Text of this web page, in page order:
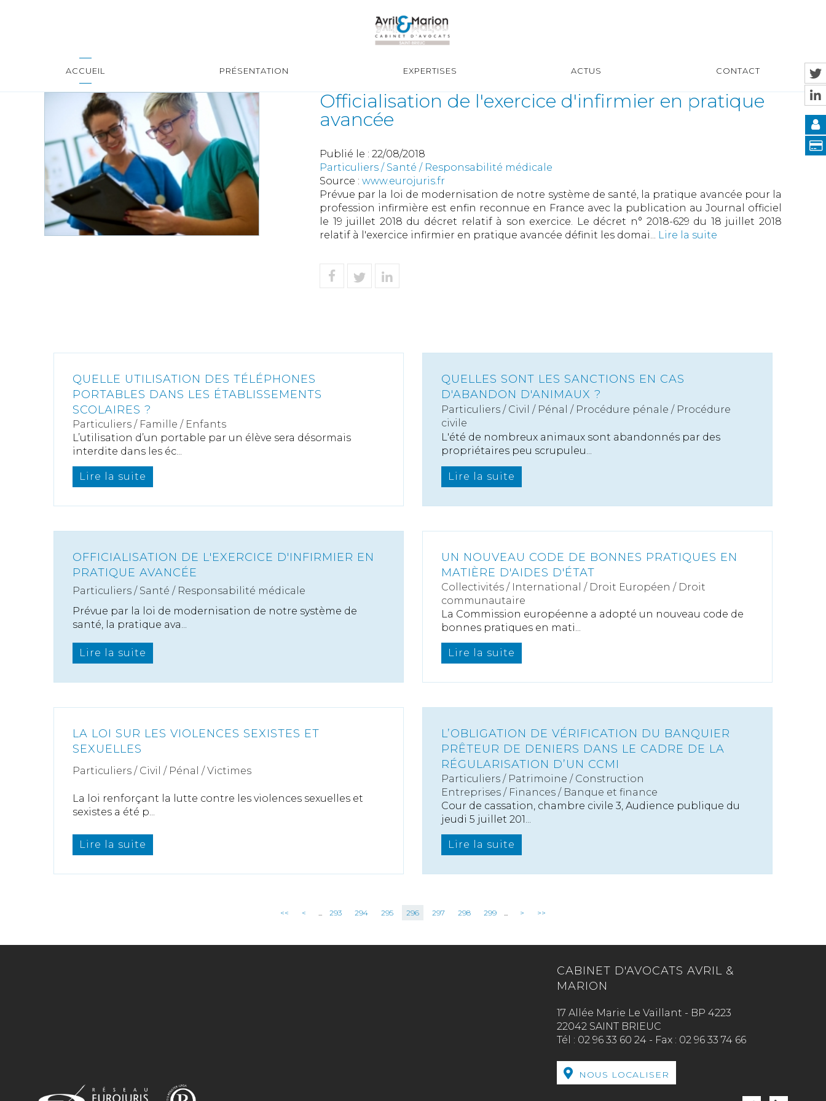
ACCUEIL PRÉSENTATION EXPERTISES ACTUS CONTACT
Officialisation de l'exercice d'infirmier en pratique
avancée
Publié le : 22/08/2018
Particuliers / Santé / Responsabilité médicale
Source : www.eurojuris.fr
Prévue par la loi de modernisation de notre système de santé, la pratique avancée pour la
profession infirmière est enfin reconnue en France avec la publication au Journal officiel
le 19 juillet 2018 du décret relatif à son exercice. Le décret n° 2018-629 du 18 juillet 2018
relatif à l'exercice infirmier en pratique avancée définit les domai... Lire la suite
QUELLE UTILISATION DES TÉLÉPHONES
PORTABLES DANS LES ÉTABLISSEMENTS
SCOLAIRES ?
Particuliers / Famille / Enfants
L’utilisation d’un portable par un élève sera désormais
interdite dans les éc...
Lire la suite
QUELLES SONT LES SANCTIONS EN CAS
D'ABANDON D'ANIMAUX ?
Particuliers / Civil / Pénal / Procédure pénale / Procédure
civile
L'été de nombreux animaux sont abandonnés par des
propriétaires peu scrupuleu...
Lire la suite
OFFICIALISATION DE L'EXERCICE D'INFIRMIER EN
PRATIQUE AVANCÉE
Particuliers / Santé / Responsabilité médicale
Prévue par la loi de modernisation de notre système de
santé, la pratique ava...
Lire la suite
UN NOUVEAU CODE DE BONNES PRATIQUES EN
MATIÈRE D'AIDES D'ÉTAT
Collectivités / International / Droit Européen / Droit
communautaire
La Commission européenne a adopté un nouveau code de
bonnes pratiques en mati...
Lire la suite
LA LOI SUR LES VIOLENCES SEXISTES ET
SEXUELLES
Particuliers / Civil / Pénal /Victimes
La loi renforçant la lutte contre les violences sexuelles et
sexistes a été p...
Lire la suite
L’OBLIGATION DE VÉRIFICATION DU BANQUIER
PRÊTEUR DE DENIERS DANS LE CADRE DE LA
RÉGULARISATION D’UN CCMI
Particuliers / Patrimoine / Construction
Entreprises / Finances / Banque et finance
Cour de cassation, chambre civile 3, Audience publique du
jeudi 5 juillet 201...
Lire la suite
<< < ... 293 294 295 296 297 298 299 ... > >>
CABINET D'AVOCATS AVRIL &
MARION
17 Allée Marie Le Vaillant - BP 4223
22042 SAINT BRIEUC
Tél : 02 96 33 60 24 - Fax : 02 96 33 74 66
NOUS LOCALISER